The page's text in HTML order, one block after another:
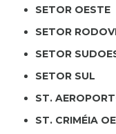
SETOR OESTE
SETOR
SETOR
SETOR SUL
ST.
ST. CRIMÉIA